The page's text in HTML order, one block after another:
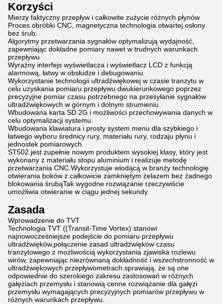
Korzyści
Mierzy faktyczny przepływ i całkowite zużycie różnych płynów
Proces obróbki CNC, magnetyczna technologia otwartej osłony
bez śrub.
Algorytmy przetwarzania sygnałów optymalizują wydajność,
zapewniając dokładne pomiary nawet w trudnych warunkach
przepływu
Wyraźny interfejs wyświetlacza i wyświetlacz LCD z funkcją
alarmową, łatwy w obsłudze i debugowaniu
Wykorzystanie technologii ultradźwiękowej w czasie tranzytu w
celu uzyskania pomiaru przepływu dwukierunkowego poprzez
precyzyjne pomiar czasu potrzebnego na przesyłanie sygnałów
ultradźwiękowych w górnym i dolnym strumieniu
Wbudowana karta SD 2G i możliwości przechowywania danych w
celu optymalizacji systemu.
Wbudowana klawiatura i prosty system menu dla szybkiego i
łatwego wyboru średnicy rury, materiału rury, rodzaju płynu i
jednostek pomiarowych.
ST502 jest zupełnie nowym produktem wysokiej klasy, który jest
wykonany z materiału stopu aluminium i realizuje metodę
przetwarzania CNC.Wykorzystuje wiodącą w branży technologię
otwierania boków z całkowicie zamkniętym żelazem bez żadnego
blokowania śrubąTak wygodne rozwiązanie rzeczywiście
umożliwia otwieranie w ciągu jednej sekundy.
Zasada
Wprowadzenie do TVT
Technologia TVT ((Transit-Time Vortex) stanowi
najnowocześniejsze podejście do pomiaru przepływu
ultradźwięków,połączenie zasad ultradźwięków czasu
tranzytowego z możliwością wykorzystania zjawiska rozlewu
wirów, zapewniając niezrównaną dokładność i wszechstronność w
ultradźwiękowych przepływometrach.sprawiają, że są one
odpowiednie do szerokiego zakresu zastosowań w różnych
gałęziach przemysłu i stanowią cenne rozwiązanie dla gałęzi
przemysłu wymagających precyzyjnych pomiarów przepływu w
różnych warunkach przepływu.